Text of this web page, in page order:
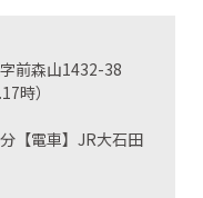
前森山1432-38
時）
【電車】JR大石田